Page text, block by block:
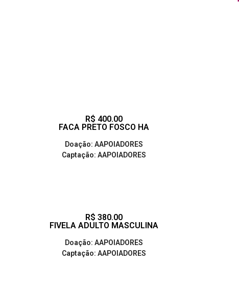
R$ 400.00
FACA PRETO FOSCO HA
Doação: AAPOIADORES
Captação: AAPOIADORES
R$ 380.00
FIVELA ADULTO MASCULINA
Doação: AAPOIADORES
Captação: AAPOIADORES